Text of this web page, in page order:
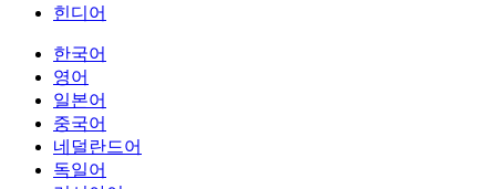
힌디어
한국어
영어
일본어
중국어
네덜란드어
독일어